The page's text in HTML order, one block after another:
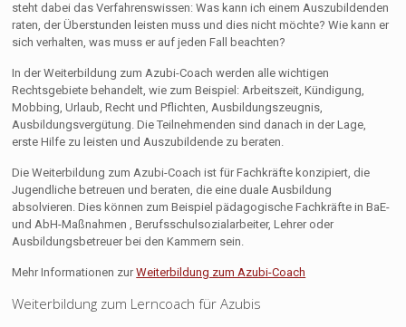
steht dabei das Verfahrenswissen: Was kann ich einem Auszubildenden
raten, der Überstunden leisten muss und dies nicht möchte? Wie kann er
sich verhalten, was muss er auf jeden Fall beachten?
In der Weiterbildung zum Azubi-Coach werden alle wichtigen
Rechtsgebiete behandelt, wie zum Beispiel: Arbeitszeit, Kündigung,
Mobbing, Urlaub, Recht und Pflichten, Ausbildungszeugnis,
Ausbildungsvergütung. Die Teilnehmenden sind danach in der Lage,
erste Hilfe zu leisten und Auszubildende zu beraten.
Die Weiterbildung zum Azubi-Coach ist für Fachkräfte konzipiert, die
Jugendliche betreuen und beraten, die eine duale Ausbildung
absolvieren. Dies können zum Beispiel pädagogische Fachkräfte in BaE-
und AbH-Maßnahmen , Berufsschulsozialarbeiter, Lehrer oder
Ausbildungsbetreuer bei den Kammern sein.
Mehr Informationen zurWeiterbildung zum Azubi-Coach
Weiterbildung zum Lerncoach für Azubis